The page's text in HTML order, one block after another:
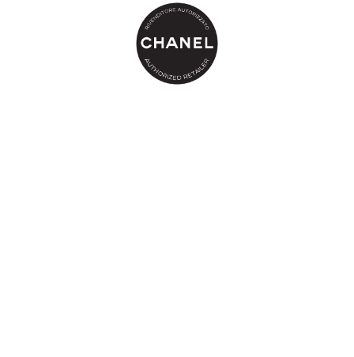
un tratto di LE CRAYON LÈVRES della stessa nuance. Applicare
quindi il rossetto con il pennello della matita.